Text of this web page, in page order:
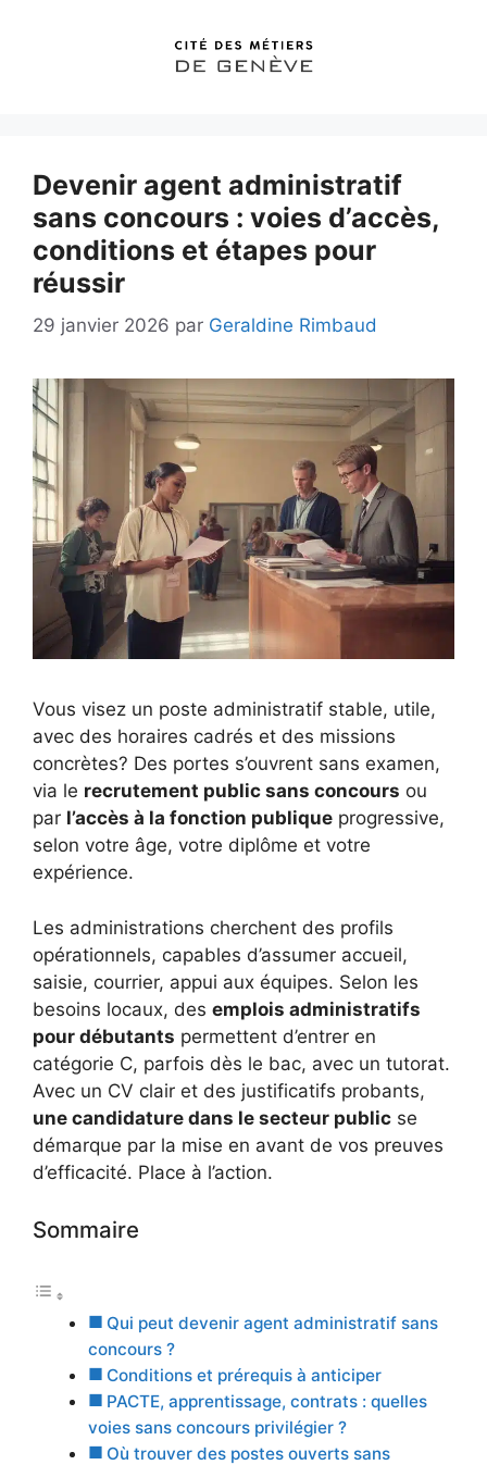
Devenir agent administratif
sans concours : voies d’accès,
conditions et étapes pour
réussir
29 janvier 2026 par Geraldine Rimbaud
Vous visez un poste administratif stable, utile,
avec des horaires cadrés et des missions
concrètes? Des portes s’ouvrent sans examen,
via le recrutement public sans concours ou
par l’accès à la fonction publique progressive,
selon votre âge, votre diplôme et votre
expérience.
Les administrations cherchent des profils
opérationnels, capables d’assumer accueil,
saisie, courrier, appui aux équipes. Selon les
besoins locaux, des emplois administratifs
pour débutants permettent d’entrer en
catégorie C, parfois dès le bac, avec un tutorat.
Avec un CV clair et des justificatifs probants,
une candidature dans le secteur public se
démarque par la mise en avant de vos preuves
d’efficacité. Place à l’action.
Sommaire
Qui peut devenir agent administratif sans
concours ?
Conditions et prérequis à anticiper
PACTE, apprentissage, contrats : quelles
voies sans concours privilégier ?
Où trouver des postes ouverts sans